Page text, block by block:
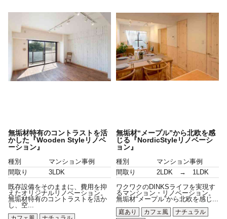
無垢材特有のコントラストを活
かした『Wooden Styleリノベ
ーション』
種別
マンション事例
間取り
3LDK
既存設備をそのままに、費用を抑
えたオリジナルリノベーション。
無垢材特有のコントラストを活か
し、空...
無垢材“メープル”から北欧を感
じる『NordicStyleリノベーシ
ョン』
種別
マンション事例
間取り
2LDK → 1LDK
ワクワクのDINKSライフを実現す
るマンション・リノベーション。
無垢材“メープル”から北欧を感じ...
庭あり
カフェ風
ナチュラル